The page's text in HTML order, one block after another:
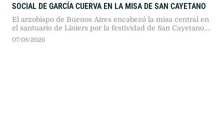
SOCIAL DE GARCÍA CUERVA EN LA MISA DE SAN CAYETANO
El arzobispo de Buenos Aires encabezó la misa central en
el santuario de Liniers por la festividad de San Cayetano.
Durante su homilía, cuestionó a la clase dirigente, advirtió
07/08/2026